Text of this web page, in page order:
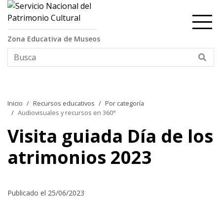
Contenido principal
Zona Educativa de Museos
Inicio Recursos educativos
Por categoría
Audiovisuales y recursos en 360°
Visita guiada Día de los
atrimonios 2023
Publicado el 25/06/2023